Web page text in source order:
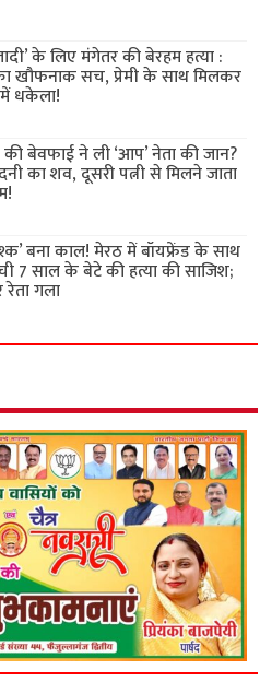
के लिए मंगेतर की बेरहम हत्या :
खौफनाक सच, प्रेमी के साथ मिलकर
धकेला!
की बेवफाई ने ली ‘आप’ नेता की जान?
का शव, दूसरी पत्नी से मिलने जाता
बना काल! मेरठ में बॉयफ्रेंड के साथ
7 साल के बेटे की हत्या की साजिश;
गला